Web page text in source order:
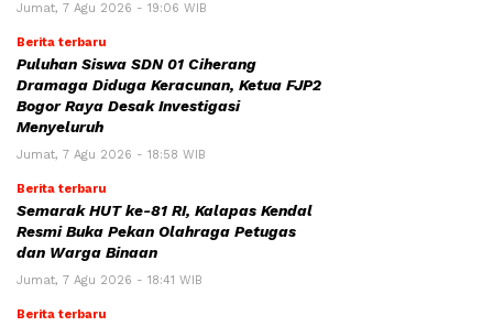
Jumat, 7 Agu 2026 - 19:06 WIB
Berita terbaru
Puluhan Siswa SDN 01 Ciherang
Dramaga Diduga Keracunan, Ketua FJP2
Bogor Raya Desak Investigasi
Menyeluruh
Jumat, 7 Agu 2026 - 18:58 WIB
Berita terbaru
Semarak HUT ke-81 RI, Kalapas Kendal
Resmi Buka Pekan Olahraga Petugas
dan Warga Binaan
Jumat, 7 Agu 2026 - 18:41 WIB
Berita terbaru